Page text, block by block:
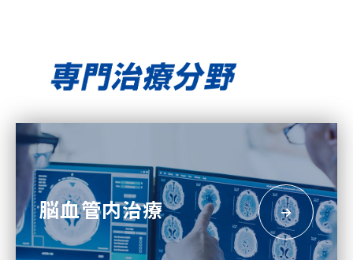
脳血管内治療